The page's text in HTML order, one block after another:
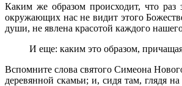
Каким же образом происходит, что
окружающих нас не видит этого
души, не явлена красотой каждого
И еще: каким это образом,
Вспомните слова святого Симеона
деревянной скамьи; и, сидя там, глядя